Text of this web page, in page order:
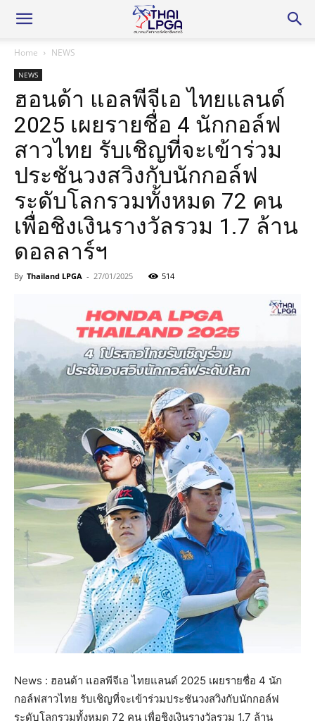
Home NEWS
NEWS
ฮอนด้า แอลพีจีเอ ไทยแลนด์
2025 เผยรายชื่อ 4 นักกอล์ฟ
สาวไทย รับเชิญที่จะเข้าร่วม
ประชันวงสวิงกับนักกอล์ฟ
ระดับโลกรวมทั้งหมด 72 คน
เพื่อชิงเงินรางวัลรวม 1.7 ล้าน
ดอลลาร์ฯ
By Thailand LPGA - 27/01/2025 514
News : ฮอนด้า แอลพีจีเอ ไทยแลนด์ 2025 เผยรายชื่อ 4 นัก
กอล์ฟสาวไทย รับเชิญที่จะเข้าร่วมประชันวงสวิงกับนักกอล์ฟ
ระดับโลกรวมทั้งหมด 72 คน เพื่อชิงเงินรางวัลรวม 1.7 ล้าน